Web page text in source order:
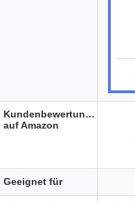
Kundenbewertungen
auf Amazon
Geeignet für